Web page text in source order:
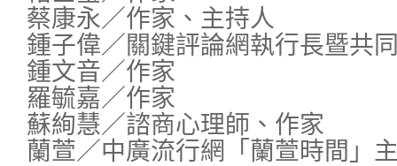
蔡康永／作家、主持人
鍾子偉／關鍵評論網執行長暨共
鍾文音／作家
羅毓嘉／作家
蘇絢慧／諮商心理師、作家
蘭萱／中廣流行網「蘭萱時間」